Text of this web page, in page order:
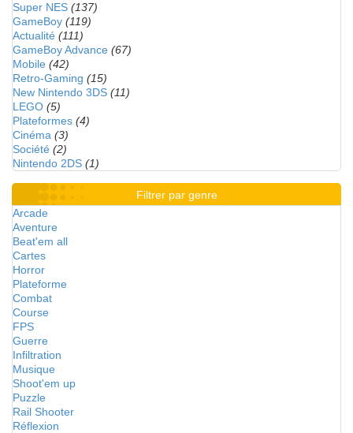
Super NES (137)
GameBoy (119)
Actualité (111)
GameBoy Advance (67)
Mobile (42)
Retro-Gaming (15)
New Nintendo 3DS (11)
LEGO (5)
Plateformes (4)
Cinéma (3)
Société (2)
Nintendo 2DS (1)
Filtrer par genre
Arcade
Aventure
Beat'em all
Cartes
Horror
Plateforme
Combat
Course
FPS
Guerre
Infiltration
Musique
Shoot'em up
Puzzle
Rail Shooter
Réflexion